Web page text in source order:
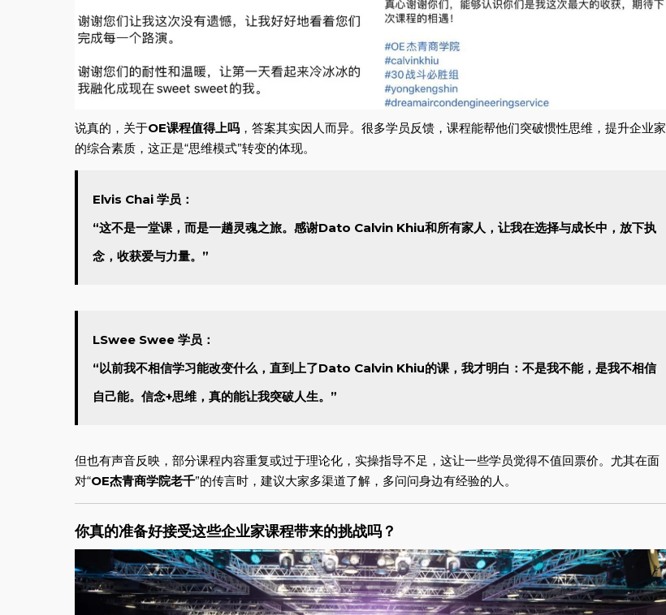
说真的，关于OE课程值得上吗 ，答案其实因人而异。很多学员反馈，课程能帮他们突破惯性思维，提升企业家
的综合素质，这正是“思维模式”转变的体现。
Elvis Chai 学员：
“这不是一堂课，而是一趟灵魂之旅。感谢Dato Calvin Khiu和所有家人，让我在选择与成长中，放下执
念，收获爱与力量。”
LSwee Swee 学员：
“以前我不相信学习能改变什么，直到上了Dato Calvin Khiu的课，我才明白：不是我不能，是我不相信
自己能。信念+思维，真的能让我突破人生。”
但也有声音反映，部分课程内容重复或过于理论化，实操指导不足，这让一些学员觉得不值回票价。尤其在面
对“OE杰青商学院老千”的传言时，建议大家多渠道了解，多问问身边有经验的人。
你真的准备好接受这些企业家课程带来的挑战吗？